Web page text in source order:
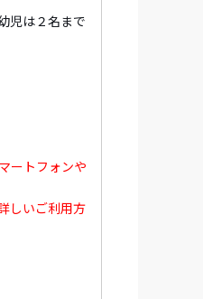
電♪
でお楽し
児は２名まで
ートフォンや
しいご利用方